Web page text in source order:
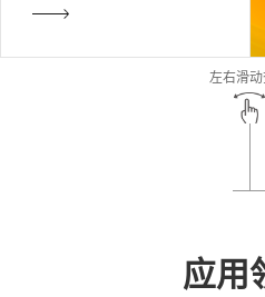
左右滑
应用